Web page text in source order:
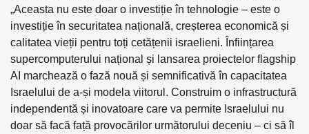
„Aceasta nu este doar o investiție în tehnologie – este o
investiție în securitatea națională, creșterea economică și
calitatea vieții pentru toți cetățenii israelieni. Înființarea
supercomputerului național și lansarea proiectelor flagship
AI marchează o fază nouă și semnificativă în capacitatea
Israelului de a-și modela viitorul. Construim o infrastructură
independentă și inovatoare care va permite Israelului nu
doar să facă față provocărilor următorului deceniu – ci să îl